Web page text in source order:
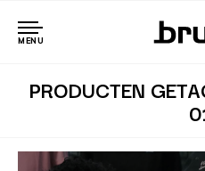
MENU
PRODUCTEN